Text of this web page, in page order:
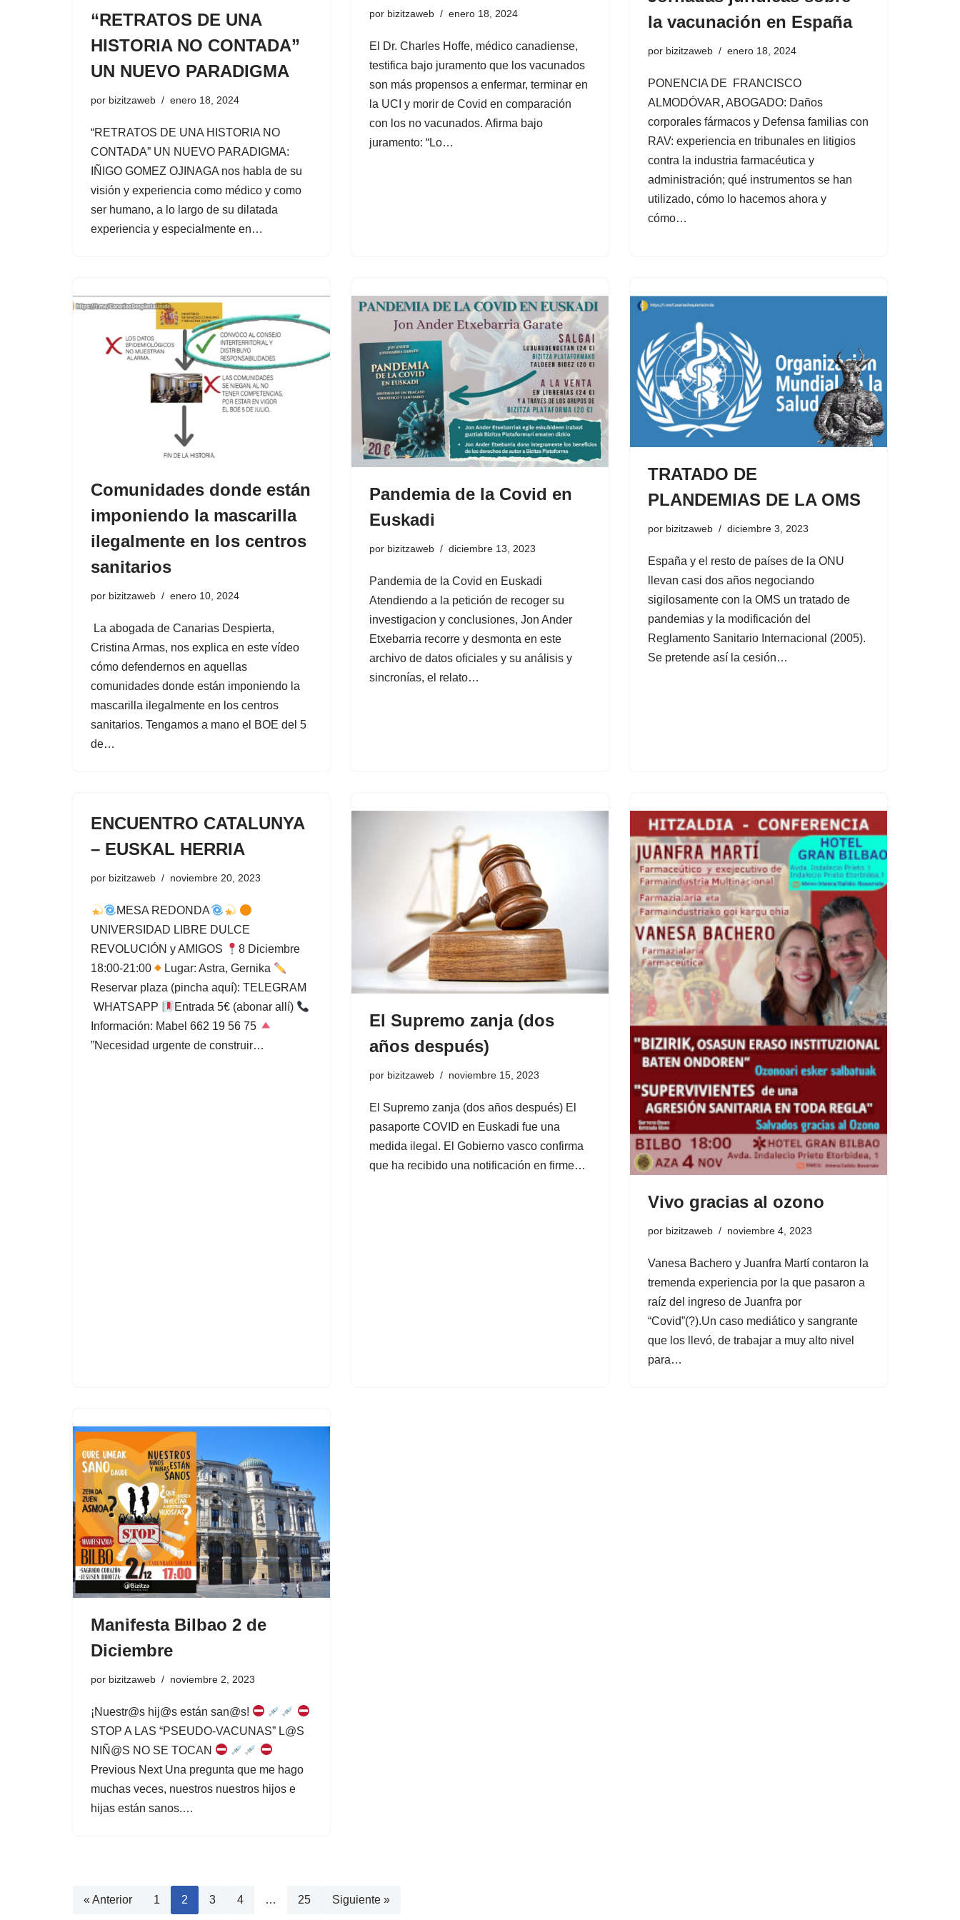
“RETRATOS DE UNA
HISTORIA NO CONTADA”
UN NUEVO PARADIGMA
por bizitzaweb enero 18, 2024
“RETRATOS DE UNA HISTORIA NO
CONTADA” UN NUEVO PARADIGMA:
IÑIGO GOMEZ OJINAGA nos habla de su
visión y experiencia como médico y como
ser humano, a lo largo de su dilatada
experiencia y especialmente en…
por bizitzaweb enero 18, 2024
El Dr. Charles Hoffe, médico canadiense,
testifica bajo juramento que los vacunados
son más propensos a enfermar, terminar en
la UCI y morir de Covid en comparación
con los no vacunados. Afirma bajo
juramento: “Lo…
la vacunación en España
por bizitzaweb enero 18, 2024
PONENCIA DE FRANCISCO
ALMODÓVAR, ABOGADO: Daños
corporales fármacos y Defensa familias con
RAV: experiencia en tribunales en litigios
contra la industria farmacéutica y
administración; qué instrumentos se han
utilizado, cómo lo hacemos ahora y
cómo…
Comunidades donde están
imponiendo la mascarilla
ilegalmente en los centros
sanitarios
por bizitzaweb enero 10, 2024
La abogada de Canarias Despierta,
Cristina Armas, nos explica en este vídeo
cómo defendernos en aquellas
comunidades donde están imponiendo la
mascarilla ilegalmente en los centros
sanitarios. Tengamos a mano el BOE del 5
de…
Pandemia de la Covid en
Euskadi
por bizitzaweb diciembre 13, 2023
Pandemia de la Covid en Euskadi
Atendiendo a la petición de recoger su
investigacion y conclusiones, Jon Ander
Etxebarria recorre y desmonta en este
archivo de datos oficiales y su análisis y
sincronías, el relato…
TRATADO DE
PLANDEMIAS DE LA OMS
por bizitzaweb diciembre 3, 2023
España y el resto de países de la ONU
llevan casi dos años negociando
sigilosamente con la OMS un tratado de
pandemias y la modificación del
Reglamento Sanitario Internacional (2005).
Se pretende así la cesión…
ENCUENTRO CATALUNYA
– EUSKAL HERRIA
por bizitzaweb noviembre 20, 2023
MESA REDONDA
UNIVERSIDAD LIBRE DULCE
REVOLUCIÓN y AMIGOS
8 Diciembre
18:00-21:00
Lugar: Astra, Gernika
Reservar plaza (pincha aquí): TELEGRAM
WHATSAPP
Entrada 5€ (abonar allí)
Información: Mabel 662 19 56 75
”Necesidad urgente de construir…
El Supremo zanja (dos
años después)
por bizitzaweb noviembre 15, 2023
El Supremo zanja (dos años después) El
pasaporte COVID en Euskadi fue una
medida ilegal. El Gobierno vasco confirma
que ha recibido una notificación en firme…
Vivo gracias al ozono
por bizitzaweb noviembre 4, 2023
Vanesa Bachero y Juanfra Martí contaron la
tremenda experiencia por la que pasaron a
raíz del ingreso de Juanfra por
“Covid”(?).Un caso mediático y sangrante
que los llevó, de trabajar a muy alto nivel
para…
Manifesta Bilbao 2 de
Diciembre
por bizitzaweb noviembre 2, 2023
¡Nuestr@s hij@s están san@s!
STOP A LAS “PSEUDO-VACUNAS” L@S
NIÑ@S NO SE TOCAN
Previous Next Una pregunta que me hago
muchas veces, nuestros nuestros hijos e
hijas están sanos.…
« Anterior 1 2 3 4 … 25 Siguiente »